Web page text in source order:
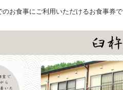
お食事にご利用いただけるお食事券で